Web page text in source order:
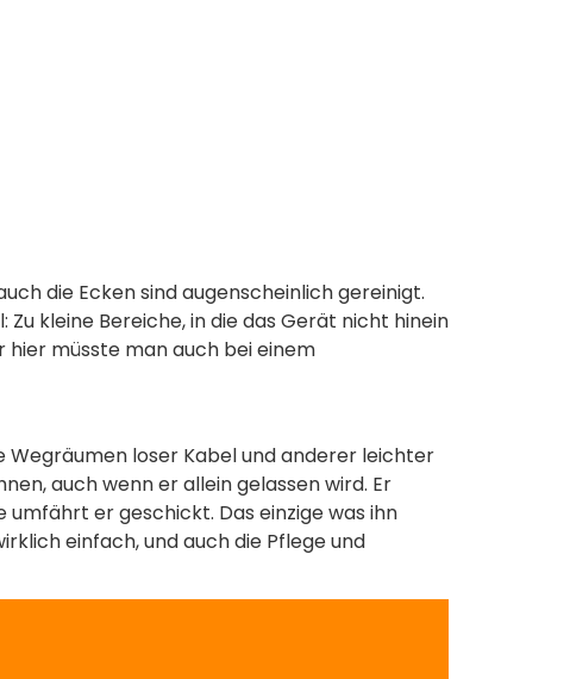
die Ecken sind augenscheinlich gereinigt.
kleine Bereiche, in die das Gerät nicht hinein
müsste man auch bei einem
Wegräumen loser Kabel und anderer leichter
auch wenn er allein gelassen wird. Er
umfährt er geschickt. Das einzige was ihn
einfach, und auch die Pflege und